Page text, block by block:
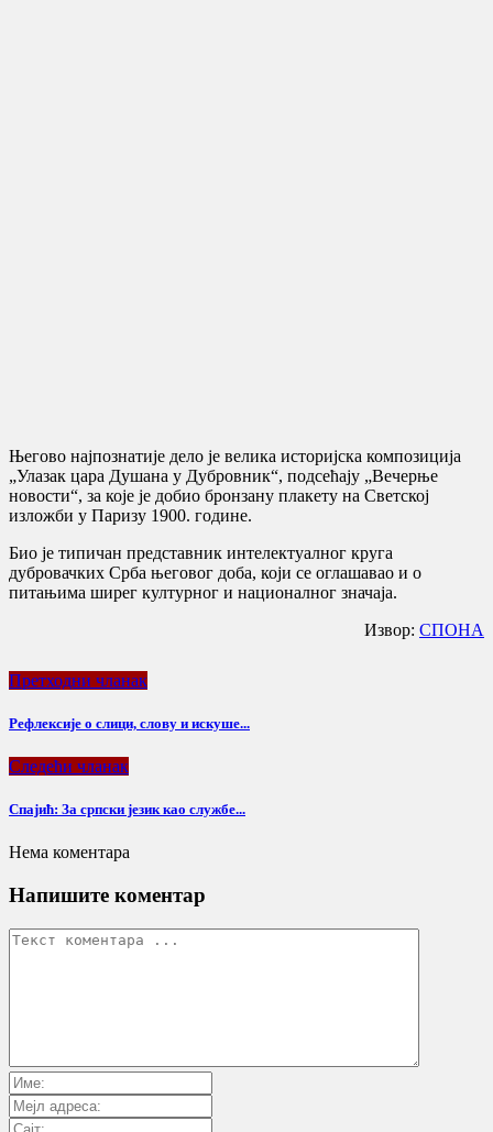
Његово најпознатије дело је велика историјска композиција
„Улазак цара Душана у Дубровник“, подсећају „Вечерње
новости“, за које је добио бронзану плакету на Светској
изложби у Паризу 1900. године.
Био је типичан представник интелектуалног круга
дубровачких Срба његовог доба, који се оглашавао и о
питањима ширег културног и националног значаја.
Извор: СПОНА
Претходни чланак
Рефлексије о слици, слову и искуше...
Следећи чланак
Спајић: За српски језик као службе...
Нема коментара
Напишите коментар